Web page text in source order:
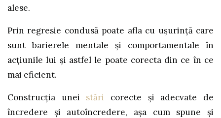
alese.
Prin regresie condusă poate afla cu uşurinţă care
sunt barierele mentale şi comportamentale în
acţiunile lui şi astfel le poate corecta din ce în ce
mai eficient.
Construcţia unei stări corecte şi adecvate de
încredere şi autoîncredere, aşa cum spune şi